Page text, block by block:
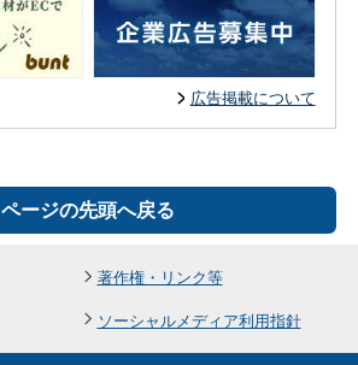
広告掲載について
ページの先頭へ戻る
著作権・リンク等
ソーシャルメディア利用指針